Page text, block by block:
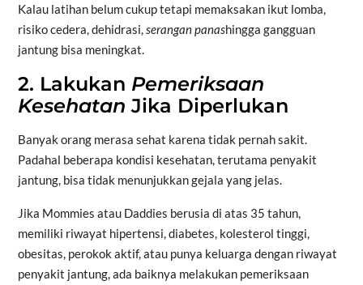
Kalau latihan belum cukup tetapi memaksakan ikut lomba,
risiko cedera, dehidrasi, serangan panashingga gangguan
jantung bisa meningkat.
2. Lakukan Pemeriksaan
Kesehatan Jika Diperlukan
Banyak orang merasa sehat karena tidak pernah sakit.
Padahal beberapa kondisi kesehatan, terutama penyakit
jantung, bisa tidak menunjukkan gejala yang jelas.
Jika Mommies atau Daddies berusia di atas 35 tahun,
memiliki riwayat hipertensi, diabetes, kolesterol tinggi,
obesitas, perokok aktif, atau punya keluarga dengan riwayat
penyakit jantung, ada baiknya melakukan pemeriksaan